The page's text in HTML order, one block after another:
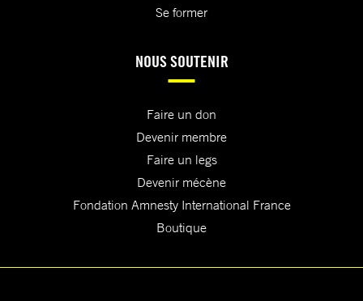
Se former
NOUS SOUTENIR
Faire un don
Devenir membre
Faire un legs
Devenir mécène
Fondation Amnesty International France
Boutique